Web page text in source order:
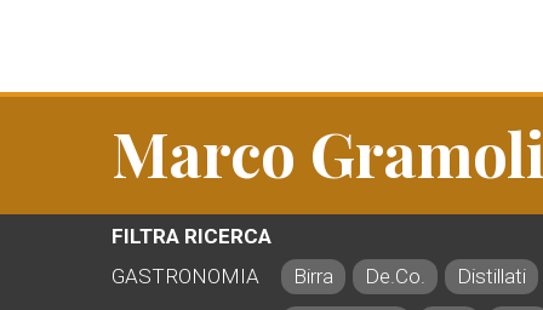
Marco
FILTRA RICERCA
GASTRONOMIA
Birra De.Co.
Distillati